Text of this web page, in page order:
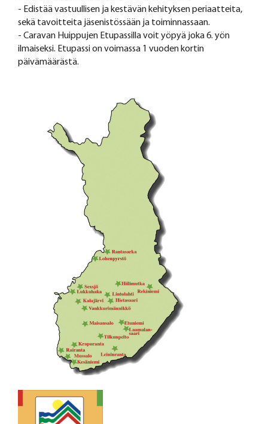
- Edistää vastuullisen ja kestävän kehityksen periaatteita,
sekä tavoitteita jäsenistössään ja toiminnassaan.
- Caravan Huippujen Etupassilla voit yöpyä joka 6. yön
ilmaiseksi. Etupassi on voimassa 1 vuoden kortin
päivämäärästä.